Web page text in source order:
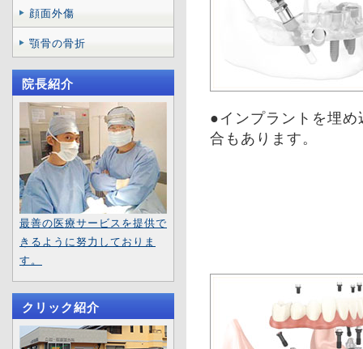
●インプラントを埋
合もあります。
顔面外傷
顎骨の骨折
院長紹介
最善の医療サービスを提供で
きるように努力しておりま
す。
クリック紹介